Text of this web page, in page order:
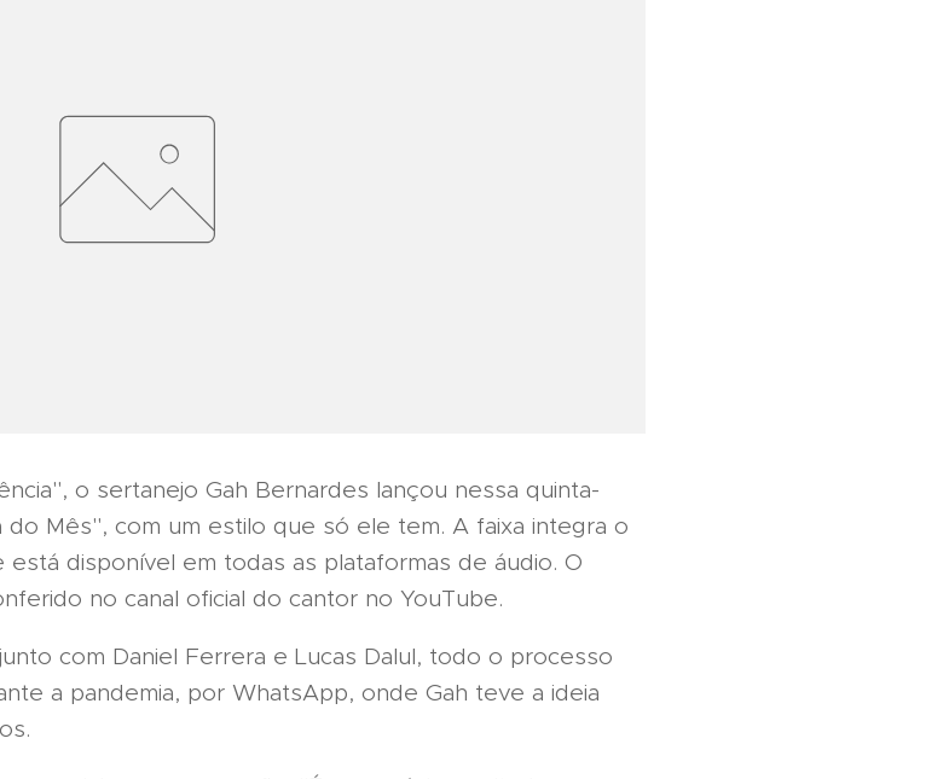
o sertanejo Gah Bernardes lançou nessa quinta-
do Mês", com um estilo que só ele tem. A faixa integra o
disponível em todas as plataformas de áudio. O
no canal oficial do cantor no YouTube.
com Daniel Ferrera e Lucas Dalul, todo o processo
a pandemia, por WhatsApp, onde Gah teve a ideia